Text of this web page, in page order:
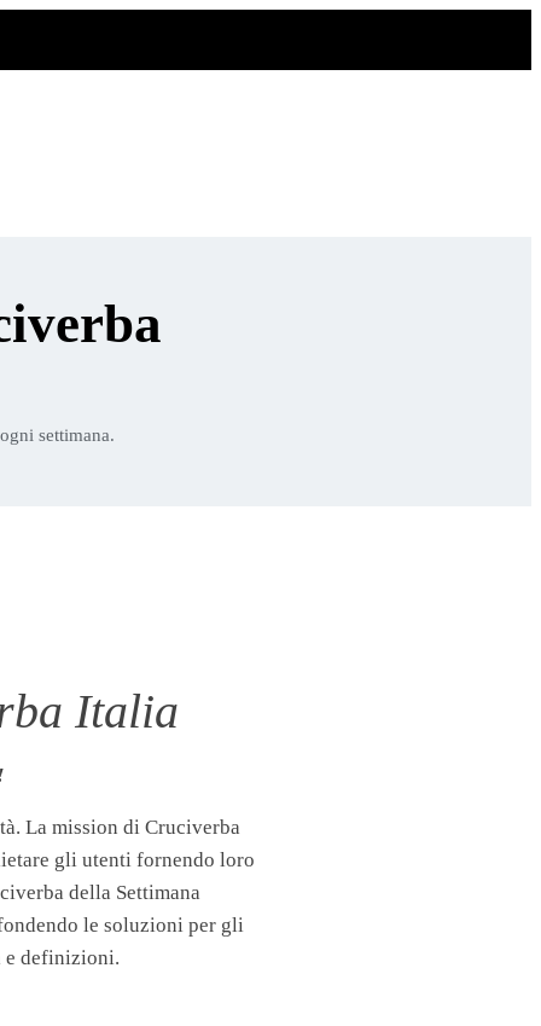
settimana.
Italia
La mission di Cruciverba
gli utenti fornendo loro
della Settimana
le soluzioni per gli
e definizioni.